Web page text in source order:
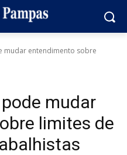
mudar entendimento sobre
mudar
limites de